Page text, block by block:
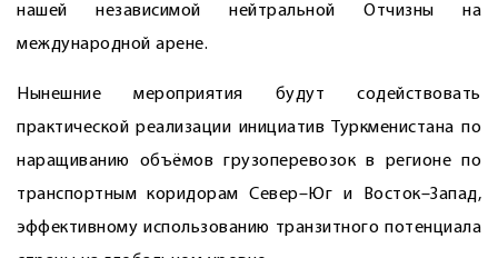
нашей независимой нейтральной Отчизны на
международной арене.
Нынешние мероприятия будут содействовать
практической реализации инициатив Туркменистана по
наращиванию объёмов грузоперевозок в регионе по
транспортным коридорам Север–Юг и Восток–Запад,
эффективному использованию транзитного потенциала